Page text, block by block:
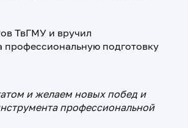
ТвГМУ и вручил
профессиональную подготовку
и желаем новых побед и
профессиональной